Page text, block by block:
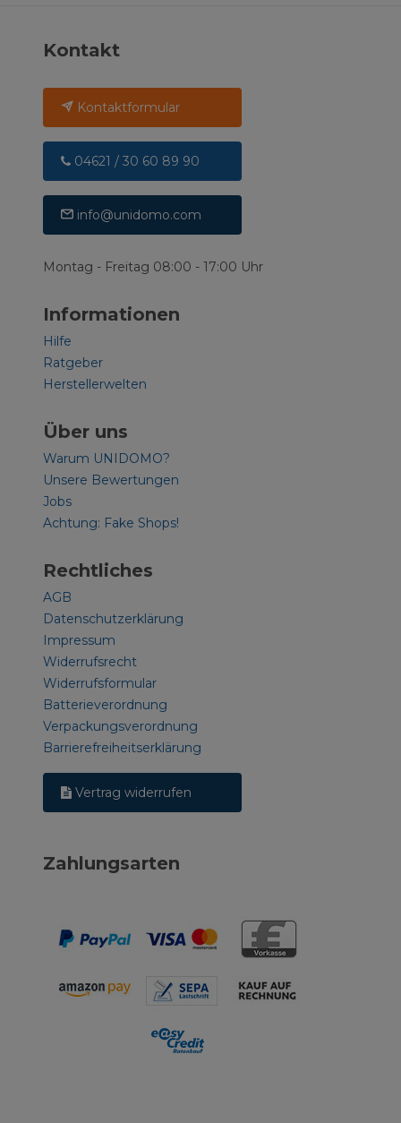
Kontakt
Kontaktformular
04621 / 30 60 89 90
info@unidomo.com
Montag - Freitag 08:00 - 17:00 Uhr
Informationen
Hilfe
Ratgeber
Herstellerwelten
Über uns
Warum UNIDOMO?
Unsere Bewertungen
Jobs
Achtung: Fake Shops!
Rechtliches
AGB
Datenschutzerklärung
Impressum
Widerrufsrecht
Widerrufsformular
Batterieverordnung
Verpackungsverordnung
Barrierefreiheitserklärung
Vertrag widerrufen
Zahlungsarten